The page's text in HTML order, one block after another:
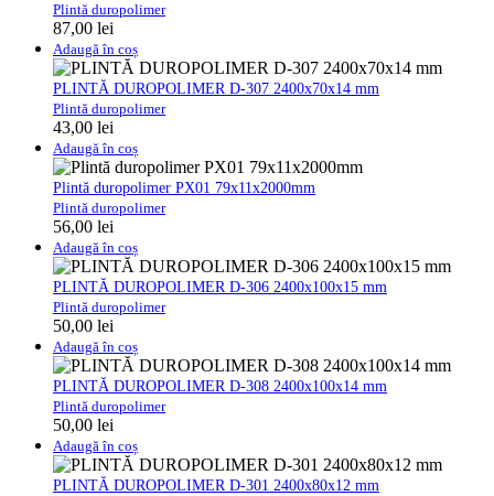
Plintă duropolimer
87,00 lei
Adaugă în coș
PLINTĂ DUROPOLIMER D-307 2400x70x14 mm
Plintă duropolimer
43,00 lei
Adaugă în coș
Plintă duropolimer PX01 79x11x2000mm
Plintă duropolimer
56,00 lei
Adaugă în coș
PLINTĂ DUROPOLIMER D-306 2400x100x15 mm
Plintă duropolimer
50,00 lei
Adaugă în coș
PLINTĂ DUROPOLIMER D-308 2400x100x14 mm
Plintă duropolimer
50,00 lei
Adaugă în coș
PLINTĂ DUROPOLIMER D-301 2400x80x12 mm